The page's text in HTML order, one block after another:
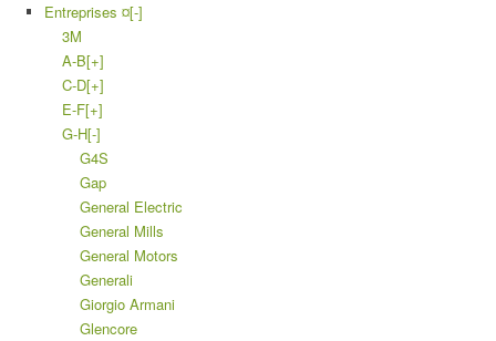
Entreprises ¤[-]
3M
A-B[+]
C-D[+]
E-F[+]
G-H[-]
G4S
Gap
General Electric
General Mills
General Motors
Generali
Giorgio Armani
Glencore